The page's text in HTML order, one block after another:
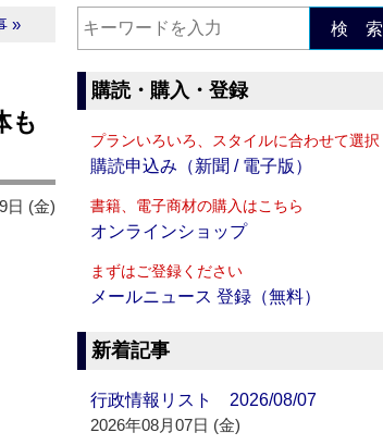
»
も
日 (金)
検 索
購読・購入・登録
プランいろいろ、スタイルに合わせて選択
購読申込み（新聞 / 電子版）
書籍、電子商材の購入はこちら
オンラインショップ
まずはご登録ください
メールニュース 登録（無料）
新着記事
行政情報リスト 2026/08/07
2026年08月07日 (金)